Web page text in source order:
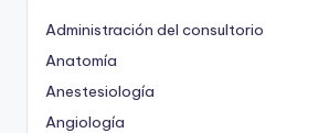
Administración del consultorio
Anatomía
Anestesiología
Angiología